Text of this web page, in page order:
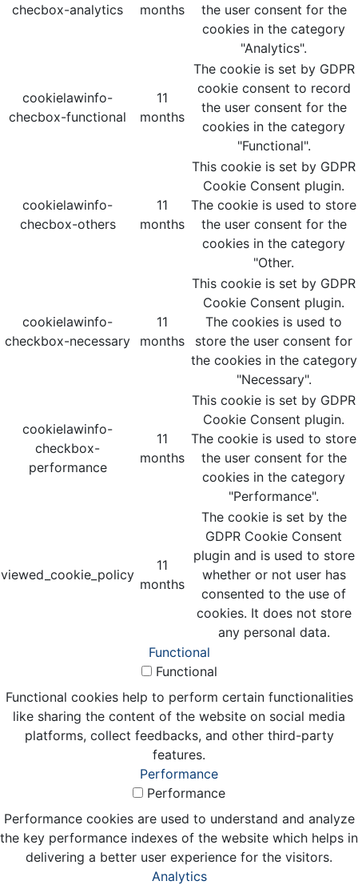
checbox-analytics
months
the user consent for the
cookies in the category
"Analytics".
cookielawinfo-
checbox-functional
11
months
The cookie is set by GDPR
cookie consent to record
the user consent for the
cookies in the category
"Functional".
cookielawinfo-
checbox-others
11
months
This cookie is set by GDPR
Cookie Consent plugin.
The cookie is used to store
the user consent for the
cookies in the category
"Other.
cookielawinfo-
checkbox-necessary
11
months
This cookie is set by GDPR
Cookie Consent plugin.
The cookies is used to
store the user consent for
the cookies in the category
"Necessary".
cookielawinfo-
checkbox-
performance
11
months
This cookie is set by GDPR
Cookie Consent plugin.
The cookie is used to store
the user consent for the
cookies in the category
"Performance".
viewed_cookie_policy
11
months
The cookie is set by the
GDPR Cookie Consent
plugin and is used to store
whether or not user has
consented to the use of
cookies. It does not store
any personal data.
Functional
Functional
Functional cookies help to perform certain functionalities
like sharing the content of the website on social media
platforms, collect feedbacks, and other third-party
features.
Performance
Performance
Performance cookies are used to understand and analyze
the key performance indexes of the website which helps in
delivering a better user experience for the visitors.
Analytics